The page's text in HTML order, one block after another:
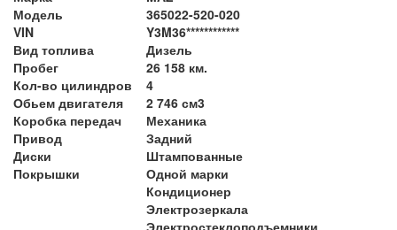
Модель
365022-520-020
VIN
Y3M36************
Вид топлива
Дизель
Пробег
26 158 км.
Кол-во цилиндров
4
Обьем двигателя
2 746 см3
Коробка передач
Механика
Привод
Задний
Диски
Штампованные
Покрышки
Одной марки
Кондиционер
Электрозеркала
Электростеклоподъемники